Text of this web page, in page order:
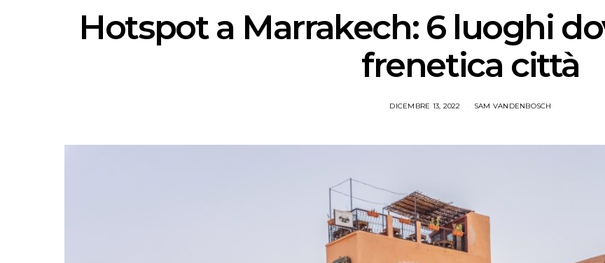
Hotspot a Marrakech: 6 luoghi
frenetica città
DICEMBRE 13, 2022 SAM VANDENBOSCH